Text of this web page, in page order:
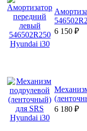
6 150 ₽
6 180 ₽